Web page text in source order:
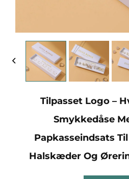
Tilpasset Logo –
Smykkedåse
Papkasseindsats
Halskæder Og